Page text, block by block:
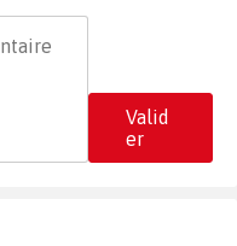
Valid
er